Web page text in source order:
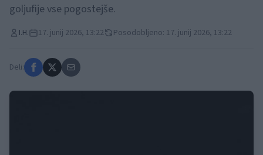
goljufije vse pogostejše.
I.H. 17. junij 2026, 13:22 Posodobljeno: 17. junij 2026, 13:22
Deli: